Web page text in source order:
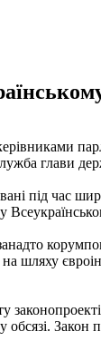
глави
під час
шляху
Закон